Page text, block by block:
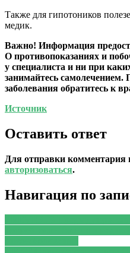
Также для гипотоников
медик.
Важно! Информация
О противопоказаниях и
у специалиста и ни при
занимайтесь
заболевания обратитесь к
Источник
Оставить ответ
Для отправки комментария
авторизоваться.
Навигация по